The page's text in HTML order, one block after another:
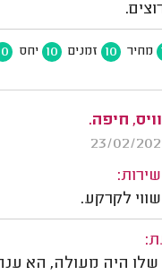
מחיר 10 זמנים 10 יחס
חיפה.
לקרקע.
שלו היה מעולה, הא